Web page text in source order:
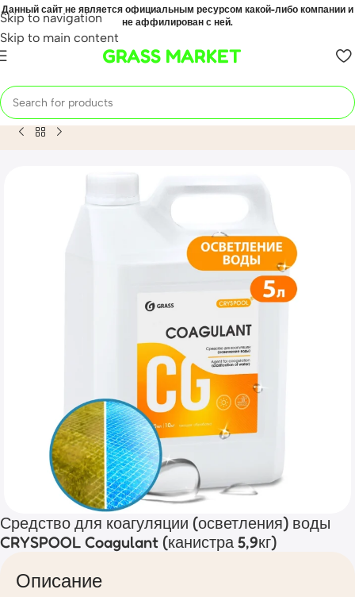
Skip to navigation
Skip to main content
Данный сайт не является официальным ресурсом какой-либо компании и
не аффилирован с ней.
GRASS MARKET
Home Mahsulot Средство для коагуляции (осветления)
Средство для коагуляции (осветления) воды
CRYSPOOL Coagulant (канистра 5,9кг)
Описание